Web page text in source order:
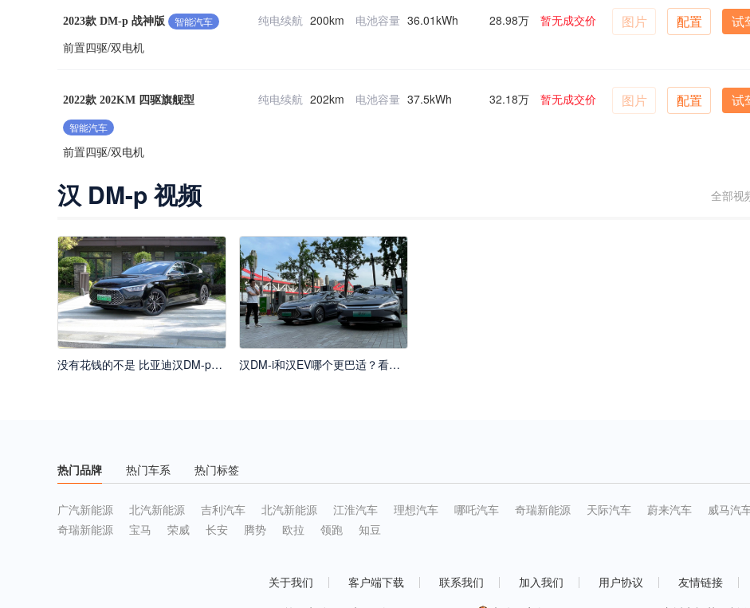
2023款 DM-p 战神版 智能汽车
前置四驱/双电机
纯电续航 200km 电池容量 36.01kWh 28.98万 暂无成交价 图片 配置 试
2022款 202KM 四驱旗舰型
智能汽车
前置四驱/双电机
纯电续航 202km 电池容量 37.5kWh 32.18万 暂无成交价 图片 配置 试
汉 DM-p 视频 全部视
没有花钱的不是 比亚迪汉DM-p让你体会双份快乐 汉DM-i和汉EV哪个更巴适？看看川渝车主朋友们怎么选
热门品牌 热门车系 热门标签
广汽新能源 北汽新能源 吉利汽车 北汽新能源 江淮汽车 理想汽车 哪吒汽车 奇瑞新能源 天际汽车 蔚来汽车 威马汽
奇瑞新能源
宝马 荣威 长安 腾势 欧拉 领跑 知豆
关于我们 客户端下载 联系我们 加入我们 用户协议 友情链接